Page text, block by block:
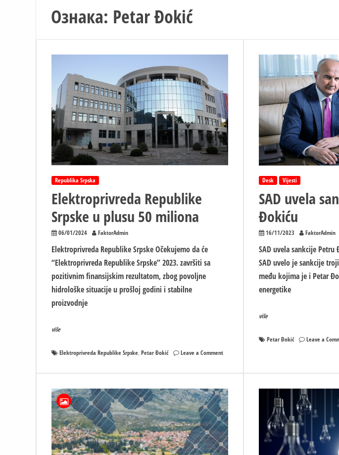
Ознака: Petar Đokić
Republika Srpska
Elektroprivreda Republike
Srpske u plusu 50 miliona
06/01/2024 FaktorAdmin
Elektroprivreda Republike Srpske Očekujemo da će
“Elektroprivreda Republike Srpske” 2023. završiti sa
pozitivnim finansijskim rezultatom, zbog povoljne
hidrološke situacije u prošloj godini i stabilne
proizvodnje
više
Elektroprivreda Republike Srpske, Petar Đokić Leave a Commenton
Republike
u
plusu
50
miliona
Desk Vijesti
SAD uvela
Đokiću
16/11/2023 FaktorAdmin
SAD uvela sankcije
SAD uvelo je sankcije
među kojima je i Petar
energetike
više
Petar Đokić Leave a